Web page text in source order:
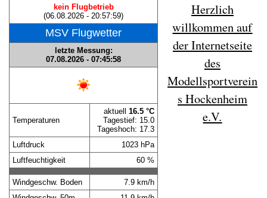
Herzlich
willkommen auf
der Internetseite
des
Modellsportverein
s Hockenheim
e.V.